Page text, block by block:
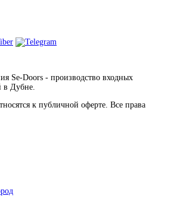
Se-Doors - производство входных
в Дубне.
к публичной оферте. Все права